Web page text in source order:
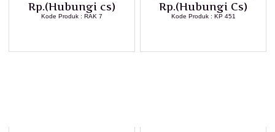
Rp.(Hubungi cs)
Kode Produk : RAK 7
Rp.(Hubungi Cs)
Kode Produk : KP 451